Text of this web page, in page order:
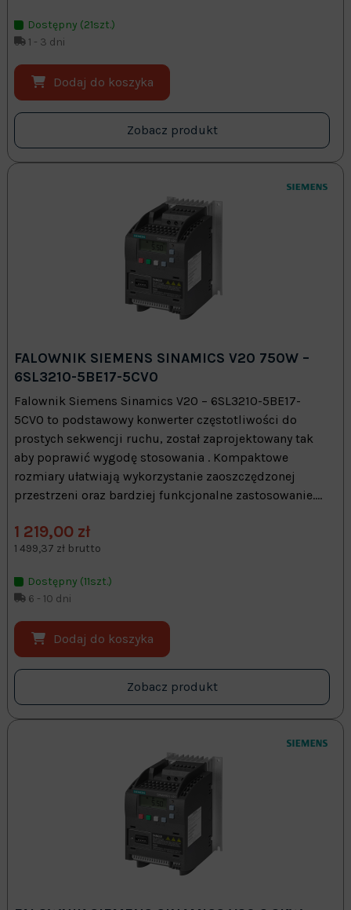
Dostępny (21szt.)
1 - 3 dni
Dodaj do koszyka
Zobacz produkt
FALOWNIK SIEMENS SINAMICS V20 750W –
6SL3210-5BE17-5CV0
Falownik Siemens Sinamics V20 – 6SL3210-5BE17-
5CV0 to podstawowy konwerter częstotliwości do
prostych sekwencji ruchu, został zaprojektowany tak
aby poprawić wygodę stosowania . Kompaktowe
rozmiary ułatwiają wykorzystanie zaoszczędzonej
przestrzeni oraz bardziej funkcjonalne zastosowanie....
1 219,00 zł
1 499,37 zł brutto
Dostępny (11szt.)
6 - 10 dni
Dodaj do koszyka
Zobacz produkt